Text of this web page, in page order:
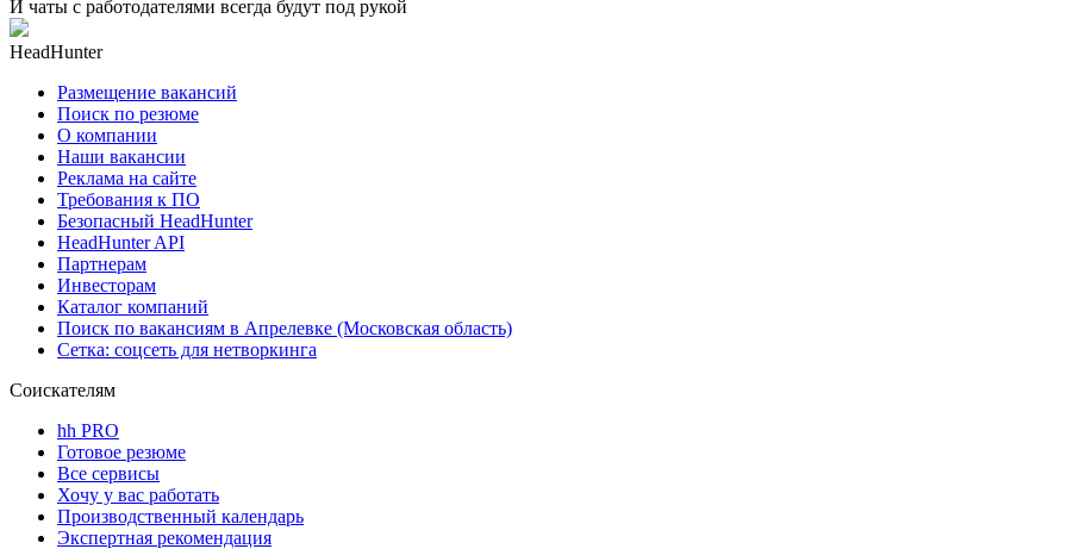
И чаты с работодателями всегда будут под рукой
HeadHunter
Размещение вакансий
Поиск по резюме
О компании
Наши вакансии
Реклама на сайте
Требования к ПО
Безопасный HeadHunter
HeadHunter API
Партнерам
Инвесторам
Каталог компаний
Поиск по вакансиям в Апрелевке (Московская область)
Сетка: соцсеть для нетворкинга
Соискателям
hh PRO
Готовое резюме
Все сервисы
Хочу у вас работать
Производственный календарь
Экспертная рекомендация